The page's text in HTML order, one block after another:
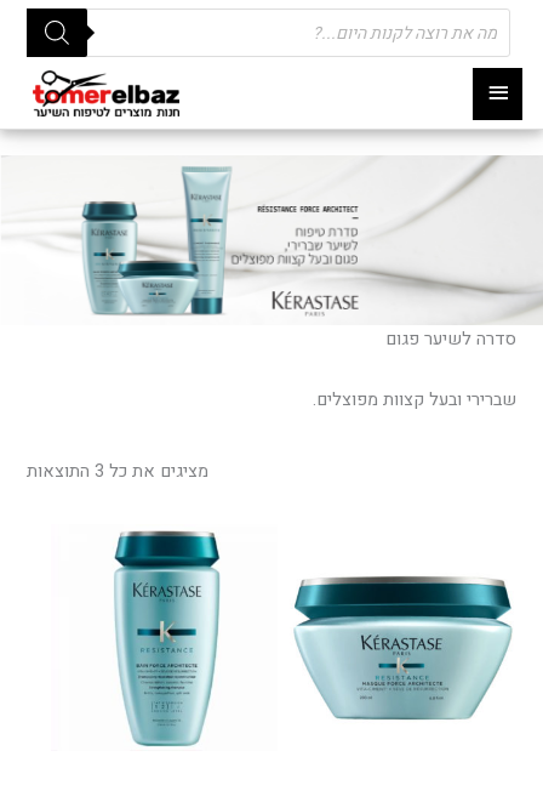
תפריט
ראשי
Products
search
סדרה לשיער פגום
שברירי ובעל קצוות מפוצלים.
מציגים את כל ⁦3⁩ התוצאות לפי
עד
⁦259.00 ₪⁩